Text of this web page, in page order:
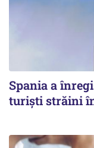
Spania a
turiști străini